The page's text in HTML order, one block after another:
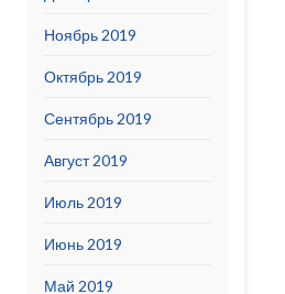
Ноябрь 2019
Октябрь 2019
Сентябрь 2019
Август 2019
Июль 2019
Июнь 2019
Май 2019